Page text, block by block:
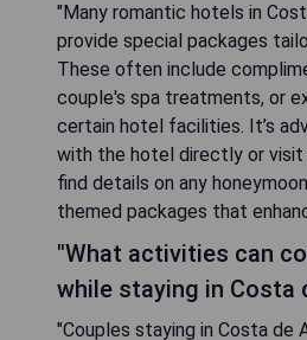
"Many romantic hotels in
provide special packages
These often include
couple's spa treatments, or
certain hotel facilities. It’s
with the hotel directly or
find details on any
themed packages that
"What activities can
while staying in Costa
"Couples staying in Costa de